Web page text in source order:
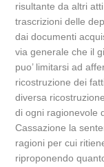
risultante da altri
trascrizioni delle
dai documenti
via generale che il
puo’ limitarsi ad
ricostruzione dei
diversa
di ogni ragionevole
Cassazione la
ragioni per cui
riproponendo